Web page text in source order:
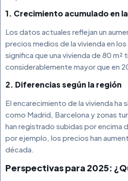
1. Crecimiento acumulado en
Los datos actuales reflejan un
precios medios de la vivienda en
significa que una vivienda de 80 m²
considerablemente mayor que en
2. Diferencias según la región
El encarecimiento de la vivienda ha
como Madrid, Barcelona y zonas
han registrado subidas por encima
por ejemplo, los precios han
década.
Perspectivas para 2025: